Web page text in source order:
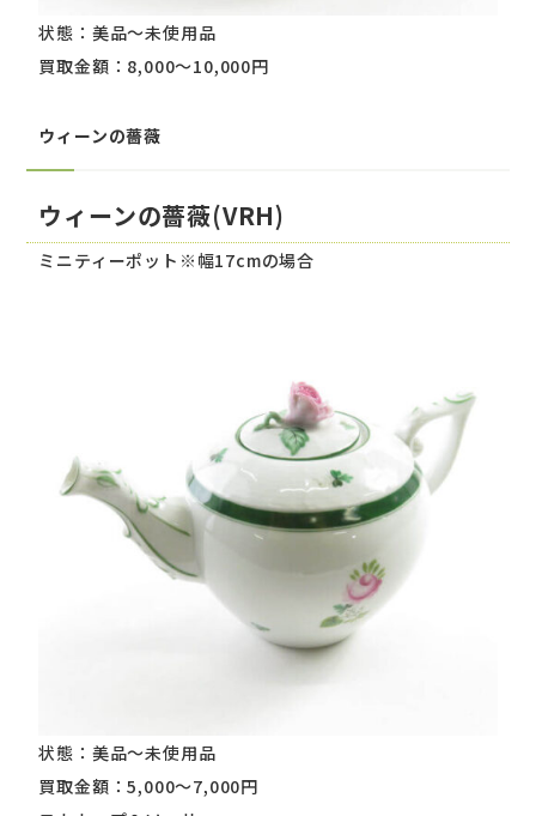
状態：美品～未使用品
買取金額：8,000～10,000円
ウィーンの薔薇
ウィーンの薔薇(VRH)
ミニティーポット※幅17cmの場合
状態：美品～未使用品
買取金額：5,000～7,000円